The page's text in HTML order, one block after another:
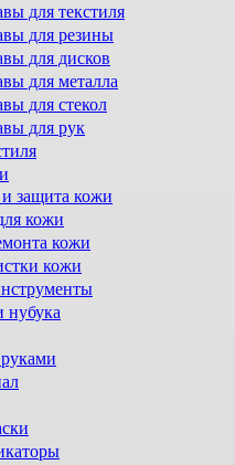
для текстиля
для резины
для дисков
для металла
для стекол
для рук
защита кожи
кожи
кожи
кожи
нубука